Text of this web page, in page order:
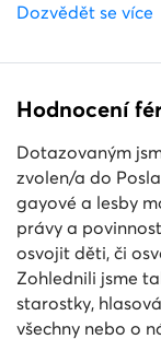
Dozvědět se více
Hodnocení
Dotazovaným
zvolen/a do
gayové a lesby
právy a
osvojit děti, či
Zohlednili jsme
starostky,
všechny nebo o